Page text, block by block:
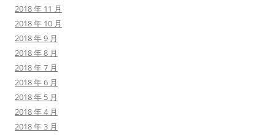
2018 年 11 月
2018 年 10 月
2018 年 9 月
2018 年 8 月
2018 年 7 月
2018 年 6 月
2018 年 5 月
2018 年 4 月
2018 年 3 月